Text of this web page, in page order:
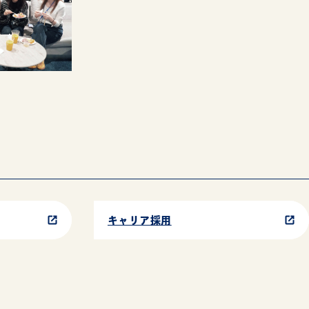
キャリア採用